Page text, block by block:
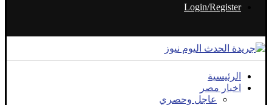
Login/Register
الرئيسية
اخبار مصر
عاجل وحصري